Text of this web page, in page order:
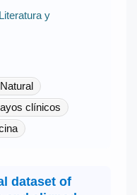
y
clínicos
dataset of